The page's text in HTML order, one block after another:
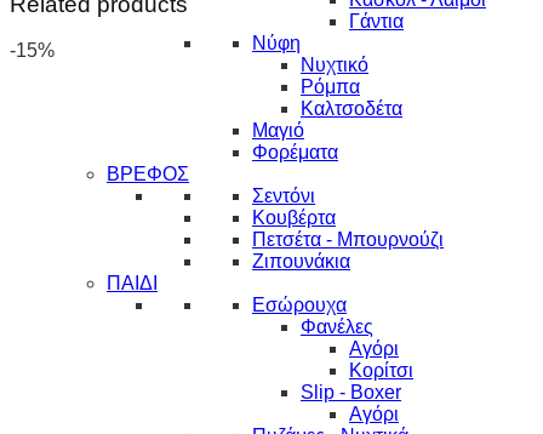
Γάντια
Νύφη
Νυχτικό
Ρόμπα
Καλτσοδέτα
Μαγιό
Φορέματα
ΒΡΕΦΟΣ
Σεντόνι
Κουβέρτα
Πετσέτα - Μπουρνούζι
Ζιπουνάκια
ΠΑΙΔΙ
Εσώρουχα
Φανέλες
Αγόρι
Κορίτσι
Slip - Boxer
Αγόρι
-15%